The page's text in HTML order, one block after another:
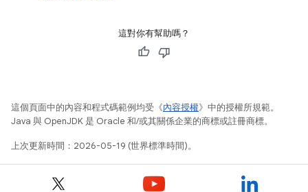
這對你有幫助嗎？
這個頁面中的內容和程式碼範例均受《內容授權》中的授權所規範。
Java 與 OpenJDK 是 Oracle 和/或其關係企業的商標或註冊商標。
上次更新時間：2026-05-19 (世界標準時間)。